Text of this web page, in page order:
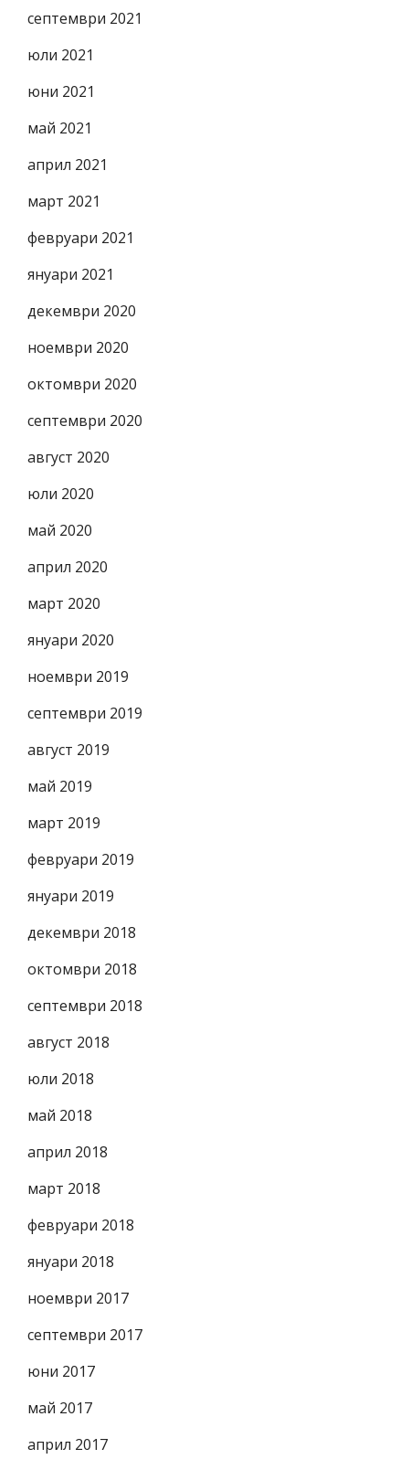
септември 2021
юли 2021
юни 2021
май 2021
април 2021
март 2021
февруари 2021
януари 2021
декември 2020
ноември 2020
октомври 2020
септември 2020
август 2020
юли 2020
май 2020
април 2020
март 2020
януари 2020
ноември 2019
септември 2019
август 2019
май 2019
март 2019
февруари 2019
януари 2019
декември 2018
октомври 2018
септември 2018
август 2018
юли 2018
май 2018
април 2018
март 2018
февруари 2018
януари 2018
ноември 2017
септември 2017
юни 2017
май 2017
април 2017